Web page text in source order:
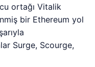
ortağı Vitalik
bir Ethereum yol
Surge, Scourge,